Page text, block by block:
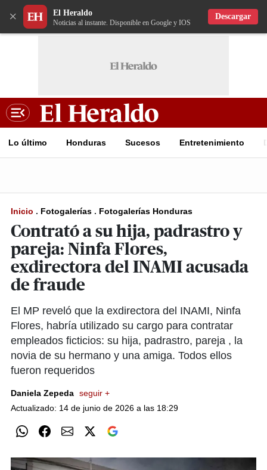
× El Heraldo
Noticias al instante. Disponible en Google y IOS
Descargar
Lo último Honduras Sucesos Entretenimiento
Inicio . Fotogalerías . Fotogalerías Honduras
Contrató a su hija, padrastro y
pareja: Ninfa Flores,
exdirectora del INAMI acusada
de fraude
El MP reveló que la exdirectora del INAMI, Ninfa
Flores, habría utilizado su cargo para contratar
empleados ficticios: su hija, padrastro, pareja , la
novia de su hermano y una amiga. Todos ellos
fueron requeridos
Daniela Zepeda seguir +
Actualizado: 14 de junio de 2026 a las 18:29